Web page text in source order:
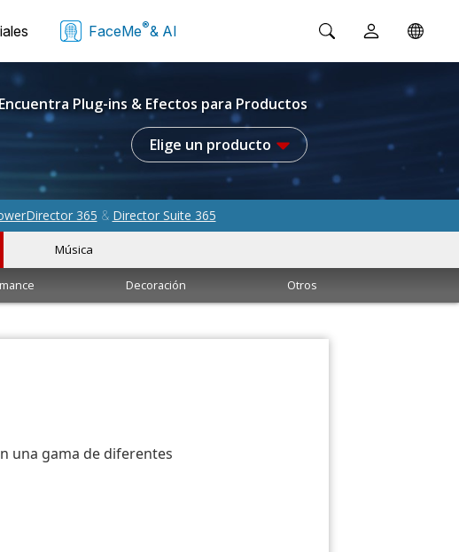
FaceMe®& AI
Encuentra Plug-ins & Efectos para Productos
Elige un producto
365 & Director Suite 365
Música
Decoración Otros
una gama de diferentes